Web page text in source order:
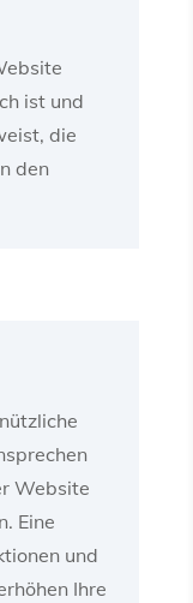
ist und
die
den
Website
Eine
und
Ihre